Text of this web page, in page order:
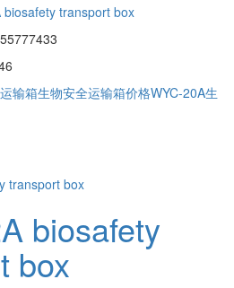
biosafety transport box
输箱生物安全运输箱价格WYC-20A生
biosafety
box